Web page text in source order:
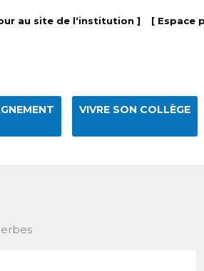
au site de l‘institution ] [ Espace
VIVRE SON COLLÈGE